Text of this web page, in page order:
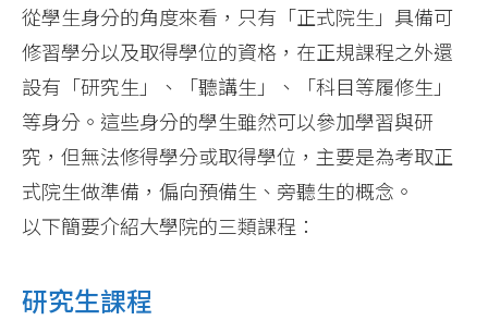
從學生身分的角度來看，只有「正式院生」具備可
修習學分以及取得學位的資格，在正規課程之外還
設有「研究生」、「聽講生」、「科目等履修生」
等身分。這些身分的學生雖然可以參加學習與研
究，但無法修得學分或取得學位，主要是為考取正
式院生做準備，偏向預備生、旁聽生的概念。
以下簡要介紹大學院的三類課程：
研究生課程